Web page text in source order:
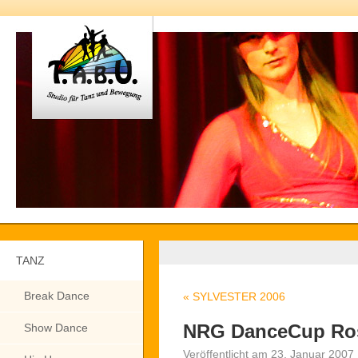
TANZ
Break Dance
Show Dance
« SYLVESTER 2006
NRG DanceCup
Veröffentlicht am 23. Januar 2007